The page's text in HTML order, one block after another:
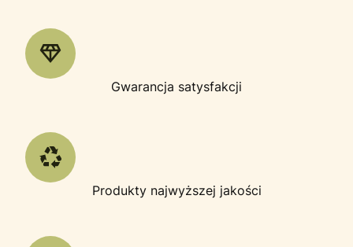
Gwarancja satysfakcji
Produkty najwyższej jakości